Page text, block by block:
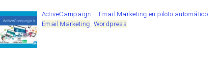
ActiveCampaign – Email Marketing en piloto automático
Email Marketing Wordpress